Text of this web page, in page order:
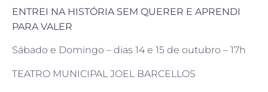
ENTREI NA HISTÓRIA SEM QUERER E APRENDI
PARA VALER
Sábado e Domingo – dias 14 e 15 de outubro – 17h
TEATRO MUNICIPAL JOEL BARCELLOS